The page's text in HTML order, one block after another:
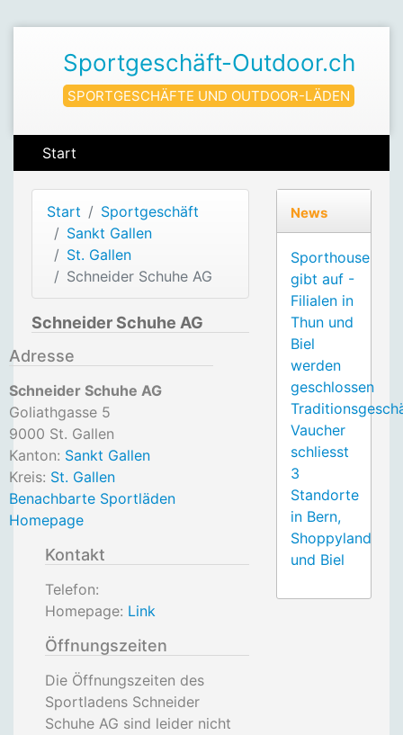
Sportgeschäft-Outdoor.ch
SPORTGESCHÄFTE UND OUTDOOR-LÄDEN
Start
Start
Sportgeschäft
Sankt Gallen
St. Gallen
Schneider Schuhe AG
Schneider Schuhe AG
Adresse
Schneider Schuhe AG
Goliathgasse 5
9000 St. Gallen
Kanton: Sankt Gallen
Kreis: St. Gallen
Benachbarte Sportläden
Homepage
Kontakt
Telefon:
Homepage: Link
Öffnungszeiten
Die Öffnungszeiten des
Sportladens Schneider
Schuhe AG sind leider nicht
News
Sporthouse
gibt auf -
Filialen in
Thun und
Biel
werden
geschlossen
Vaucher
schliesst
3
Standorte
in Bern,
Shoppyland
und Biel